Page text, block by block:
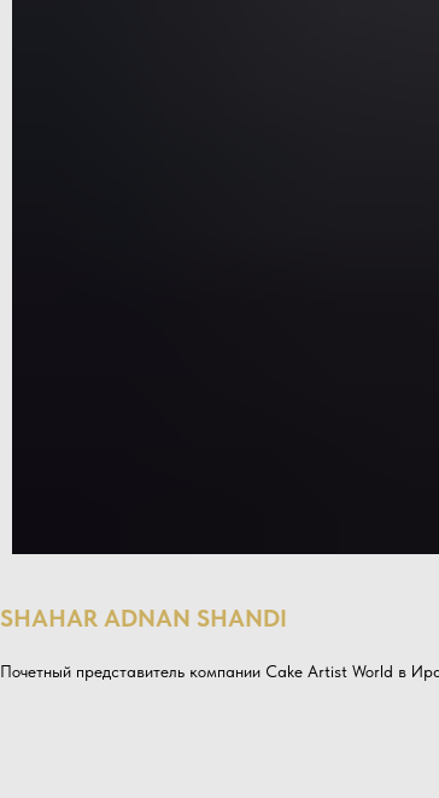
SHAHAR ADNAN SHANDI
Почетный представитель компании Cake Artist World в